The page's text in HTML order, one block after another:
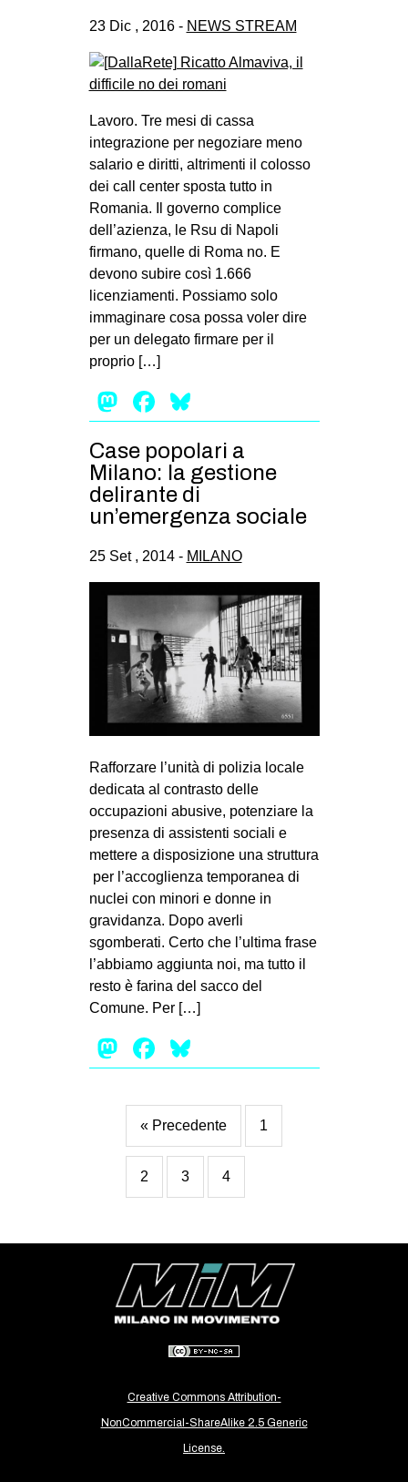
23 Dic , 2016 - NEWS STREAM
Lavoro. Tre mesi di cassa
integrazione per negoziare meno
salario e diritti, altrimenti il colosso
dei call center sposta tutto in
Romania. Il governo complice
dell’azienza, le Rsu di Napoli
firmano, quelle di Roma no. E
devono subire così 1.666
licenziamenti. Possiamo solo
immaginare cosa possa voler dire
per un delegato firmare per il
proprio […]
Mastodon
Facebook
Case popolari a
Milano: la gestione
delirante di
un’emergenza sociale
25 Set , 2014 - MILANO
Rafforzare l’unità di polizia locale
dedicata al contrasto delle
occupazioni abusive, potenziare la
presenza di assistenti sociali e
mettere a disposizione una struttura
per l’accoglienza temporanea di
nuclei con minori e donne in
gravidanza. Dopo averli
sgomberati. Certo che l’ultima frase
l’abbiamo aggiunta noi, ma tutto il
resto è farina del sacco del
Comune. Per […]
Mastodon
Facebook
« Precedente 1
2 3 4
Creative Commons Attribution-
NonCommercial-ShareAlike 2.5 Generic
License.